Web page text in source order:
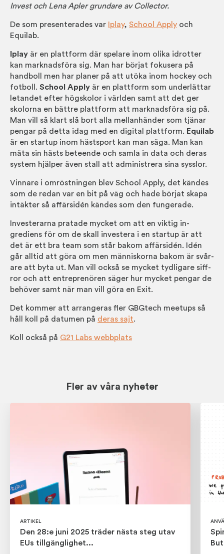
Invest och Lena Apler grundare av Col­lector.
De som pres­ent­erades var Iplay, School Apply och
Equilab.
Iplay är en platt­form där spelare inom olika idrotter
kan mark­nads­föra sig. Man har börjat fokus­era på
hand­boll men har planer på att utöka inom hockey och
fot­boll. School Apply är en platt­form som under­lättar
let­andet efter hög­skolor i världen samt att det ger
skol­orna en bättre platt­form att mark­nads­föra sig på.
Man vill så klart slå bort alla mellan­händer som tjänar
pengar på detta idag med en digital platt­form. Equilab
är en start­up inom häst­sport kan man säga. Man kan
mäta sin hästs beteende och samla in data och deras
system hjälper även stall att admin­istrera sina sysslor.
Vinnare i om­röst­ningen blev School Apply, det kändes
som de redan var en bit på väg och hade börjat skapa
intäkter så affärs­idén kändes som den fungerade.
Invest­erarna pratade mycket om att en viktig in­
grediens för om de skall invest­era i en start­up är att
det är ett bra team som står bakom affärs­idén. Idén
går alltid att göra om men män­niskorna bakom är svår­
are att byta ut. Man vill också se mycket tyd­ligare siff­
ror och att entre­prenören säger hur mycket pengar de
behöver samt när man vill göra en Exit.
Det kommer att arran­geras fler GBGtech meetups så
håll koll på datumen på deras sajt.
Koll också på G21 Labs webbplats
Fler av våra nyheter
ARTIKEL
Den 28:e juni 2025 träder nästa steg utav
EUs tillgänglighet...